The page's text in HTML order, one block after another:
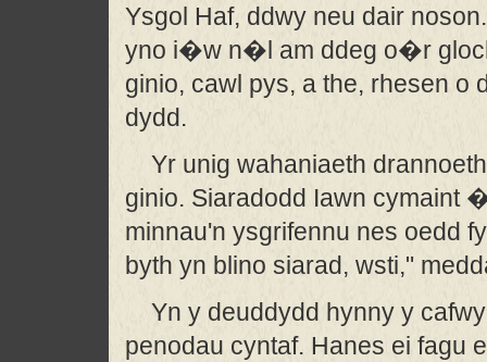
Ysgol Haf, ddwy neu dair
yno i�w n�l am ddeg o�r
ginio, cawl pys, a the, rhesen o
dydd.
Yr unig wahaniaeth
ginio. Siaradodd Iawn cymaint
minnau'n ysgrifennu nes oedd
byth yn blino siarad, wsti,"
Yn y deuddydd hynny y
penodau cyntaf. Hanes ei fagu